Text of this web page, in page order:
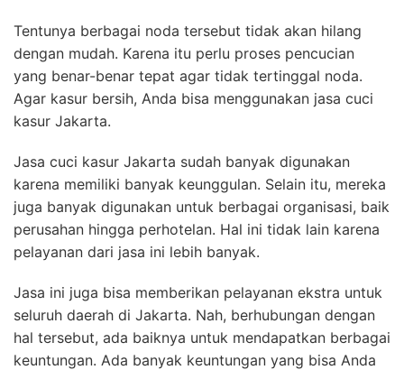
Tentunya berbagai noda tersebut tidak akan hilang
dengan mudah. Karena itu perlu proses pencucian
yang benar-benar tepat agar tidak tertinggal noda.
Agar kasur bersih, Anda bisa menggunakan jasa cuci
kasur Jakarta.
Jasa cuci kasur Jakarta sudah banyak digunakan
karena memiliki banyak keunggulan. Selain itu, mereka
juga banyak digunakan untuk berbagai organisasi, baik
perusahan hingga perhotelan. Hal ini tidak lain karena
pelayanan dari jasa ini lebih banyak.
Jasa ini juga bisa memberikan pelayanan ekstra untuk
seluruh daerah di Jakarta. Nah, berhubungan dengan
hal tersebut, ada baiknya untuk mendapatkan berbagai
keuntungan. Ada banyak keuntungan yang bisa Anda